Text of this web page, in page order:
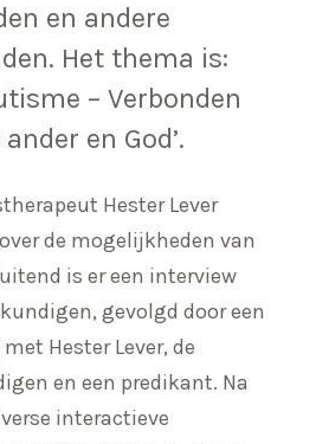
en andere
Het thema is:
– Verbonden
en God’.
Hester Lever
de mogelijkheden van
is er een interview
gevolgd door een
Hester Lever, de
en een predikant. Na
interactieve